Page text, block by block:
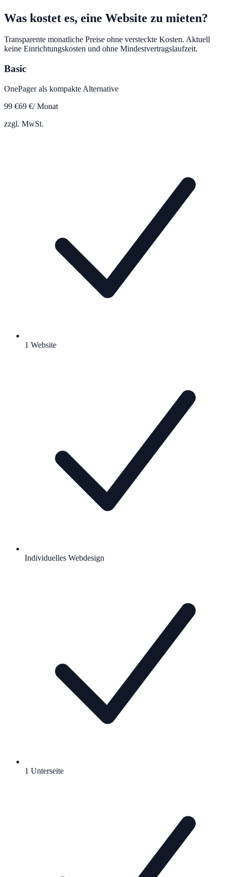
Was kostet es, eine Website zu mieten?
Transparente monatliche Preise ohne versteckte Kosten. Aktuell
keine Einrichtungskosten und ohne Mindestvertragslaufzeit.
Basic
OnePager als kompakte Alternative
99 €69 €/ Monat
zzgl. MwSt.
1 Website
Individuelles Webdesign
1 Unterseite